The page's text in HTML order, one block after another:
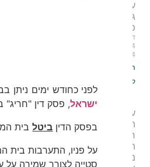
עם
גורם
פרטי
ד.רן־יה
2024
המשך
קריאה »
על
החלטות
חסרות
תשתית
מהותית
לפני כחודש ימים ניתן
ישראל, פסק דין "חריג"
בפסק הדין ביטלבית
על פניו, התערבות בית
סטייה לצורך שמירה על